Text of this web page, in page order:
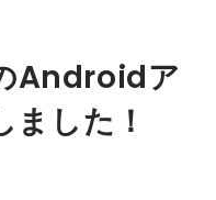
Androidア
した！